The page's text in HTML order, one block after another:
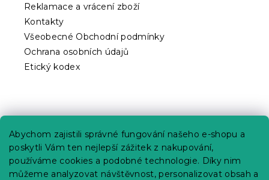
Abychom zajistili správné fungování našeho e-shopu a
poskytli Vám ten nejlepší zážitek z nakupování,
používáme cookies a podobné technologie. Díky nim
můžeme analyzovat návštěvnost, personalizovat obsah a
Reklamace a vrácení zboží
Kontakty
Všeobecné Obchodní podmínky
Ochrana osobních údajů
Etický kodex
Kariéra
Poptávky a B2B spolupráce